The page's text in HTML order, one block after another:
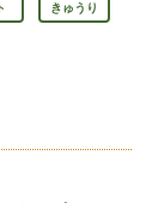
きゅうり